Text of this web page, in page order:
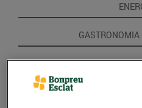
GASTRONOMIA